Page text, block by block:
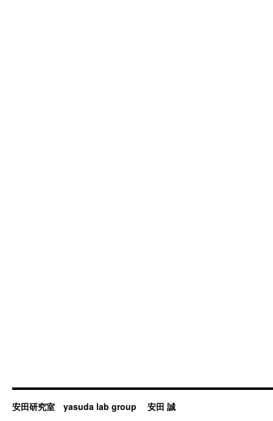
安田研究室 yasuda lab group 安田 誠